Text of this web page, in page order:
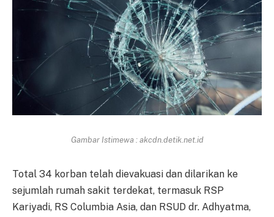
Gambar Istimewa : akcdn.detik.net.id
Total 34 korban telah dievakuasi dan dilarikan ke
sejumlah rumah sakit terdekat, termasuk RSP
Kariyadi, RS Columbia Asia, dan RSUD dr. Adhyatma,